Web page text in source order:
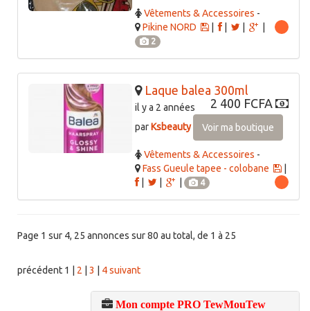
Vêtements & Accessoires -
Pikine NORD
|
2
Laque balea 300ml
2 400 FCFA
il y a 2 années
parKsbeauty Voir ma boutique
Vêtements & Accessoires -
Fass Gueule tapee - colobane
4
Page 1 sur 4, 25 annonces sur 80 au total, de 1 à 25
précédent 1 2 3 4suivant
Mon compte PRO TewMouTew